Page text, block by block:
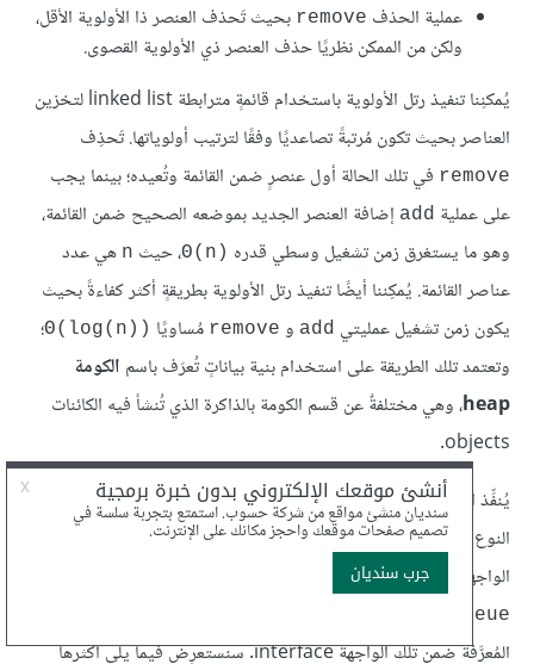
عملية الحذف remove بحيث تَحذف العنصر ذا الأولوية الأقل،
ولكن من الممكن نظريًا حذف العنصر ذي الأولوية القصوى.
يُمكنِنا تنفيذ رتل الأولوية باستخدام قائمةٍ مترابطة linked list لتخزين
العناصر بحيث تكون مُرتبةً تصاعديًا وفقًا لترتيب أولوياتها. تَحذِف
remove في تلك الحالة أول عنصرٍ ضمن القائمة وتُعيده؛ بينما يجب
على عملية add إضافة العنصر الجديد بموضعه الصحيح ضمن القائمة،
وهو ما يستغرق زمن تشغيل وسطي قدره Θ(n)‎، حيث n هي عدد
عناصر القائمة. يُمكِننا أيضًا تنفيذ رتل الأولوية بطريقةٍ أكثر كفاءةً بحيث
يكون زمن تشغيل عمليتي add و remove مُساويًا Θ(log(n))‎؛
وتعتمد تلك الطريقة على استخدام بنية بياناتٍ تُعرَف باسم الكومة
heap، وهي مختلفةٌ عن قسم الكومة بالذاكرة الذي تُنشأ فيه الكائنات
objects.
يُنفِّذ الصنفPriorityQueue<T>‎ ذو المعاملات غير مُحدَّدة
النوع parameterized رتل أولوية للكائنات من النوع
الواجهة
Collection<T>‎
PriorityQueue
المُعرَّفة ضمن تلك الواجهة interface. سنستعرِض فيما يلي أكثرها